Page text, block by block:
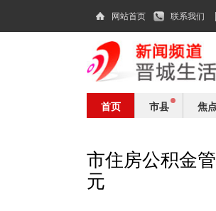
网站首页 联系我们
首页 市县 焦
市住房公积金
元